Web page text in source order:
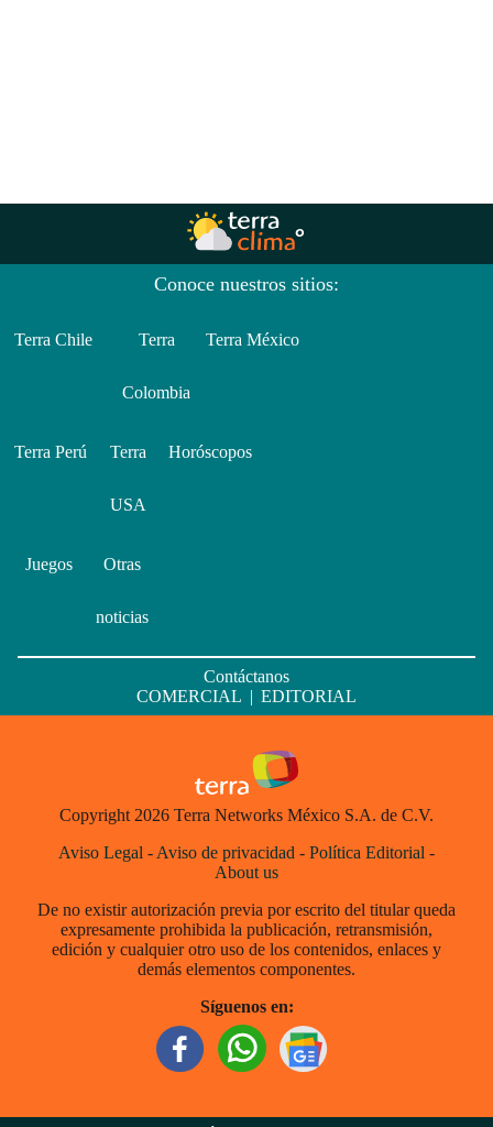
Conoce nuestros sitios:
Terra Chile Terra
Colombia
Terra México
Terra Perú Terra
USA
Horóscopos
Juegos Otras
noticias
Contáctanos
COMERCIAL | EDITORIAL
Copyright 2026 Terra Networks México S.A. de C.V.
Aviso Legal - Aviso de privacidad - Política Editorial -
About us
De no existir autorización previa por escrito del titular queda
expresamente prohibida la publicación, retransmisión,
edición y cualquier otro uso de los contenidos, enlaces y
demás elementos componentes.
Síguenos en: